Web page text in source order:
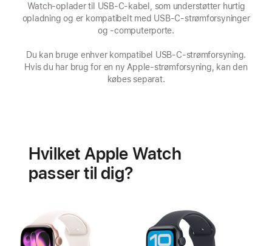
i
et
Watch-oplader til USB-C-kabel, som understøtter hurtig
opladning og er kompatibelt med USB-C-strømforsyninger
og -computerporte.
Du kan bruge enhver kompatibel USB-C-strømforsyning.
Hvis du har brug for en ny Apple-strømforsyning, kan den
købes separat.
hjertesundhed
Hvilket Apple Watch
passer til dig?